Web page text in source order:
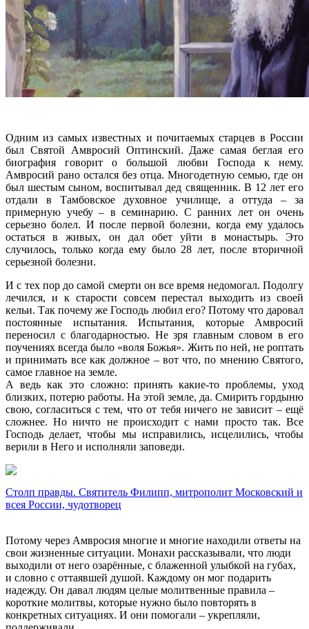
Одним из самых известных и почитаемых старцев в России
был Святой Амвросий Оптинский. Даже самая беглая его
биография говорит о большой любви Господа к нему.
Амвросий рано остался без отца. Многодетную семью, где он
был шестым сыном, воспитывал дед священник. В 12 лет его
отдали в Тамбовское духовное училище, а оттуда – за
примерную учебу – в семинарию. С ранних лет он очень
серьезно болел. И после первой болезни, когда ему удалось
остаться в живых, он дал обет уйти в монастырь. Это
случилось, только когда ему было 28 лет, после вторичной
серьезной болезни.
И с тех пор до самой смерти он все время недомогал. Подолгу
лечился, и к старости совсем перестал выходить из своей
кельи. Так почему же Господь любил его? Потому что даровал
постоянные испытания. Испытания, которые Амвросий
переносил с благодарностью. Не зря главным словом в его
поучениях всегда было «воля Божья». Жить по ней, не роптать
и принимать все как должное – вот что, по мнению Святого,
самое главное на земле.
А ведь как это сложно: принять какие-то проблемы, уход
близких, потерю работы. На этой земле, да. Смирить гордыню
свою, согласиться с тем, что от тебя ничего не зависит – ещё
сложнее. Но ничто не происходит с нами просто так. Все
Господь делает, чтобы мы исправились, исцелились, чтобы
верили в Него и исполняли заповеди.
Столп правды. Святитель Филипп, митрополит Московский и
всея России, чудотворец
Потому через Амвросия многие и многие находили ответы на
свои жизненные ситуации. Монахи рассказывали, что люди
выходили от него озарённые, с блаженной улыбкой на губах,
и словно с оттаявшей душой. Каждому он мог подарить
надежду. Он давал людям целые молитвенные правила –
короткие молитвы, которые нужно было повторять в
конкретных ситуациях. И они помогали – укрепляли,